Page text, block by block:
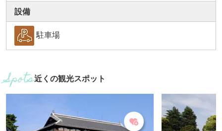
設備
駐車場
近くの観光スポット